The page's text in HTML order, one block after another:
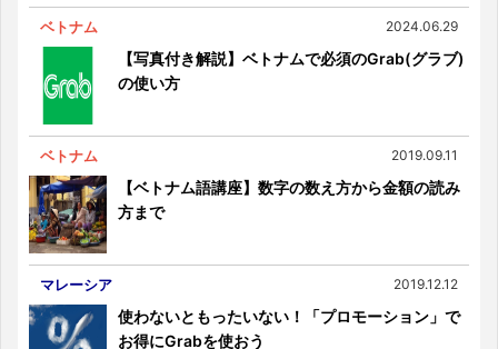
ベトナム 2024.06.29
【写真付き解説】ベトナムで必須のGrab(グラブ)
の使い方
ベトナム 2019.09.11
【ベトナム語講座】数字の数え方から金額の読み
方まで
マレーシア 2019.12.12
使わないともったいない！「プロモーション」で
お得にGrabを使おう